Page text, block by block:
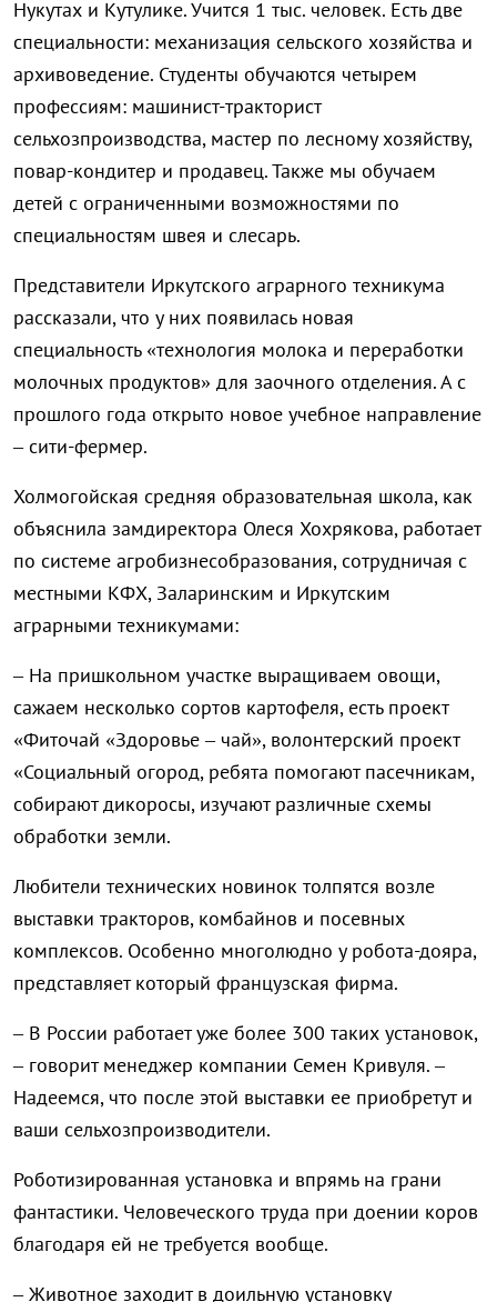
Нукутах и Кутулике. Учится 1 тыс. человек. Есть две
специальности: механизация сельского хозяйства и
архивоведение. Студенты обучаются четырем
профессиям: машинист-тракторист
сельхозпроизводства, мастер по лесному хозяйству,
повар-кондитер и продавец. Также мы обучаем
детей с ограниченными возможностями по
специальностям швея и слесарь.
Представители Иркутского аграрного техникума
рассказали, что у них появилась новая
специальность «технология молока и переработки
молочных продуктов» для заочного отделения. А с
прошлого года открыто новое учебное направление
– сити-фермер.
Холмогойская средняя образовательная школа, как
объяснила замдиректора Олеся Хохрякова, работает
по системе агробизнесобразования, сотрудничая с
местными КФХ, Заларинским и Иркутским
аграрными техникумами:
– На пришкольном участке выращиваем овощи,
сажаем несколько сортов картофеля, есть проект
«Фиточай «Здоровье – чай», волонтерский проект
«Социальный огород, ребята помогают пасечникам,
собирают дикоросы, изучают различные схемы
обработки земли.
Любители технических новинок толпятся возле
выставки тракторов, комбайнов и посевных
комплексов. Особенно многолюдно у робота-дояра,
представляет который французская фирма.
– В России работает уже более 300 таких установок,
– говорит менеджер компании Семен Кривуля. –
Надеемся, что после этой выставки ее приобретут и
ваши сельхозпроизводители.
Роботизированная установка и впрямь на грани
фантастики. Человеческого труда при доении коров
благодаря ей не требуется вообще.
– Животное заходит в доильную установку